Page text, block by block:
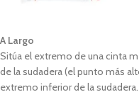
A Largo
Sitúa el extremo de una cinta
de la sudadera (el punto más
extremo inferior de la sudadera.